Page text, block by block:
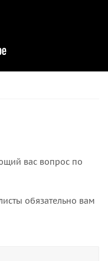
вас вопрос по
обязательно вам